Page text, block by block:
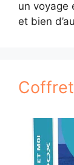
un voyage
et bien